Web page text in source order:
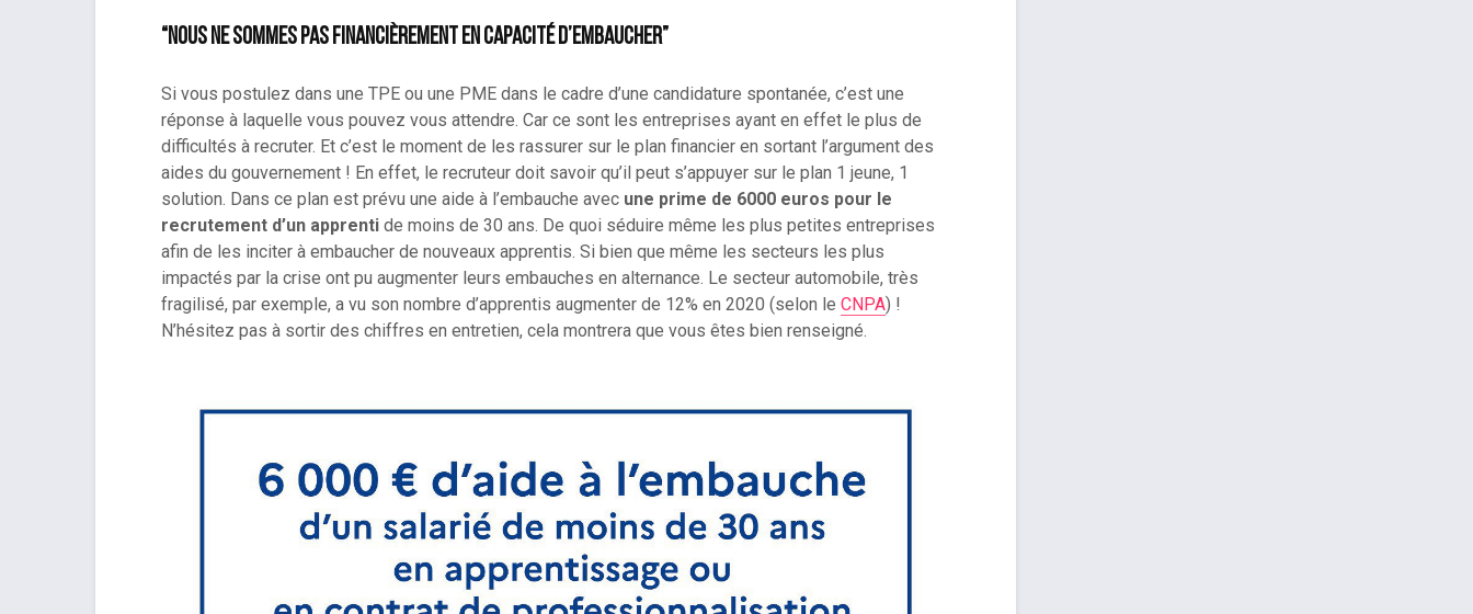
“Nous ne sommes pas financièrement en capacité d’embaucher”
Si vous postulez dans une TPE ou une PME dans le cadre d’une candidature spontanée, c’est une
réponse à laquelle vous pouvez vous attendre. Car ce sont les entreprises ayant en effet le plus de
difficultés à recruter. Et c’est le moment de les rassurer sur le plan financier en sortant l’argument des
aides du gouvernement ! En effet, le recruteur doit savoir qu’il peut s’appuyer sur le plan 1 jeune, 1
solution. Dans ce plan est prévu une aide à l’embauche avec une prime de 6000 euros pour le
recrutement d’un apprenti de moins de 30 ans. De quoi séduire même les plus petites entreprises
afin de les inciter à embaucher de nouveaux apprentis. Si bien que même les secteurs les plus
impactés par la crise ont pu augmenter leurs embauches en alternance. Le secteur automobile, très
fragilisé, par exemple, a vu son nombre d’apprentis augmenter de 12% en 2020 (selon le CNPA) !
N’hésitez pas à sortir des chiffres en entretien, cela montrera que vous êtes bien renseigné.